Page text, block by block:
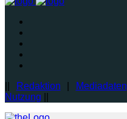
Redaktion Mediadaten
Nutzung